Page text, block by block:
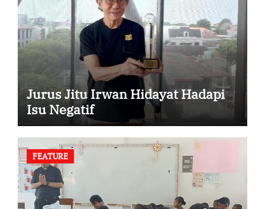
Jurus Jitu Irwan Hidayat Hadapi
Isu Negatif
FEATURE